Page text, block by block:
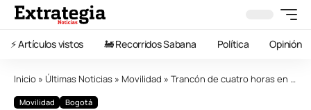
⚡️ Artículos vistos 🚂 Recorridos Sabana Política Opinión
Inicio » Últimas Noticias » Movilidad » Trancón de cuatro horas en Bogotá: entradas por Autonorte y Calle 13 colapsadas, conozca los motivos
Movilidad Bogotá